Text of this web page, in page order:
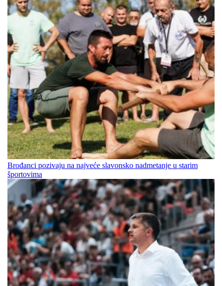
Brođanci pozivaju na najveće slavonsko nadmetanje u starim
športovima